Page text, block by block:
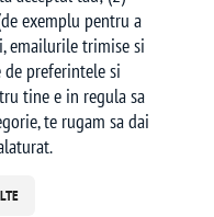
exemplu pentru a
emailurile trimise si
de preferintele si
tine e in regula sa
te rugam sa dai